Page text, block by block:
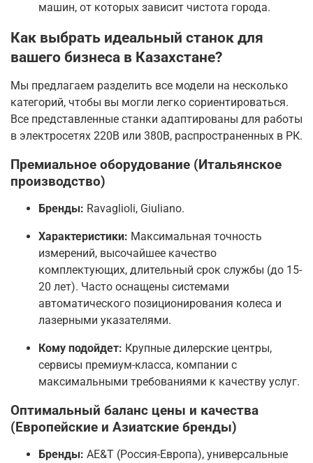
машин, от которых зависит чистота города.
Как выбрать идеальный станок для
вашего бизнеса в Казахстане?
Мы предлагаем разделить все модели на несколько
категорий, чтобы вы могли легко сориентироваться.
Все представленные станки адаптированы для работы
в электросетях 220В или 380В, распространенных в РК.
Премиальное оборудование (Итальянское
производство)
Бренды: Ravaglioli, Giuliano.
Характеристики: Максимальная точность
измерений, высочайшее качество
комплектующих, длительный срок службы (до 15-
20 лет). Часто оснащены системами
автоматического позиционирования колеса и
лазерными указателями.
Кому подойдет: Крупные дилерские центры,
сервисы премиум-класса, компании с
максимальными требованиями к качеству услуг.
Оптимальный баланс цены и качества
(Европейские и Азиатские бренды)
Бренды: AE&T (Россия-Европа), универсальные